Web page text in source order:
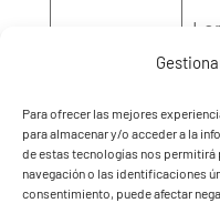
Para ofrecer las mejores
para almacenar y/o acceder a la
de estas tecnologías nos
navegación o las identificaciones
consentimiento, puede afectar
Bolsas del Cuerpo
Plásticas y Diseño